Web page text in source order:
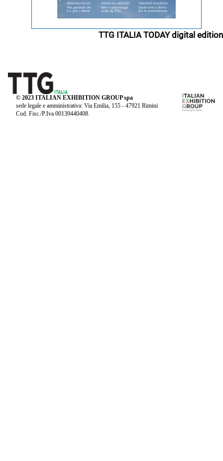
TTG ITALIA TODAY digital edition
© 2023 ITALIAN EXHIBITION GROUP spa
sede legale e amministrativa: Via Emilia, 155 - 47921 Rimini
Cod. Fisc./P.Iva 00139440408.